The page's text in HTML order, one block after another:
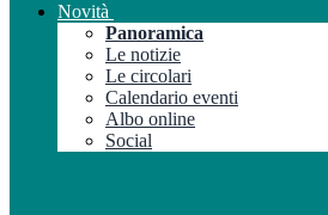
Novità
Panoramica
Le notizie
Le circolari
Calendario eventi
Albo online
Social